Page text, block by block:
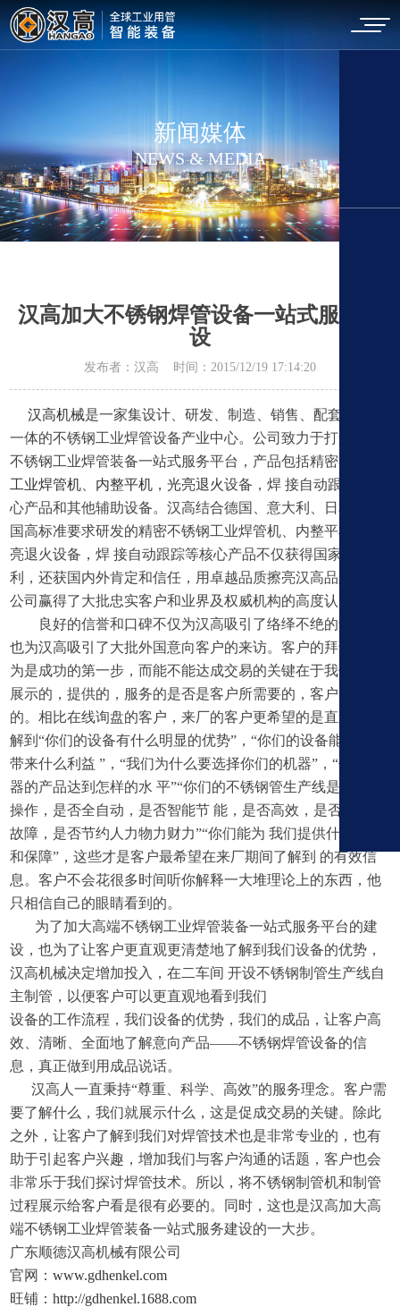
新闻媒体
NEWS & MEDIA
汉高加大不锈钢焊管设备一站式服务建
设
发布者：汉高 时间：2015/12/19 17:14:20
汉高机械是一家集设计、研发、制造、销售、配套服务于
一体的不锈钢工业焊管设备产业中心。公司致力于打造高端
不锈钢工业焊管装备一站式服务平台， 产品包括精密不锈钢
工业焊管机
内整平机 ，光亮退火设备，焊接自动跟踪等核
心产品和其他辅助设备。汉高结合德国、意大利、日本、韩
国高标准要求研发的精密不锈钢工业焊管机、内整平机，光
亮退火设备，焊 接自动跟踪等核心产品不仅获得国家发明专
利，还获国内外肯定和信任，用卓越品质擦亮汉高品牌，为
公司赢得了大批忠实客户和业界及权威机构的高度认同。
良好的信誉和口碑不仅为汉高吸引了络绎不绝的询盘，
也为汉高吸引了大批外国意向客户的来访。客户的拜访被视
为是成功的第一步，而能不能达成交易的关键在于我们线下
展示的，提供的，服务的是否是客户所需要的，客户所期待
的。相比在线询盘的客户，来厂的客户更希望的是直观的了
解到“你们的设备有什么明显的优势”，“你们的设备能为我们
带来什么利益 ”，“我们为什么要选择你们的机器”，“你们机
器的产品达到怎样的水 平”“你们的不锈钢管生产线是否易于
操作，是否全自动，是否智能节 能，是否高效，是否高质少
故障，是否节约人力物力财力”“你们能为 我们提供什么服务
和保障”，这些才是客户最希望在来厂期间了解到 的有效信
息。客户不会花很多时间听你解释一大堆理论上的东西，他
只相信自己的眼睛看到的。
为了加大高端不锈钢工业焊管装备一站式服务平台的建
设，也为了让客户更直观更清楚地了解到我们设备的优势，
汉高机械决定增加投入，在二车间 开设不锈钢制管生产线自
主制管，以便客户可以更直观地看到我们
设备的工作流程，我们设备的优势，我们的成品，让客户高
效、清晰、全面地了解意向产品——不锈钢焊管设备的信
息，真正做到用成品说话。
汉高人一直秉持“尊重、科学、高效”的服务理念。客户需
要了解什么，我们就展示什么，这是促成交易的关键。除此
之外，让客户了解到我们对焊管技术也是非常专业的，也有
助于引起客户兴趣，增加我们与客户沟通的话题，客户也会
非常乐于我们探讨焊管技术。所以，将不锈钢制管机和制管
过程展示给客户看是很有必要的。
同时，这也是汉高加大高
端不锈钢工业焊管装备一站式服务建设的一大步。
广东顺德汉高机械有限公司
官网：www.gdhenkel.com
旺铺：http://gdhenkel.1688.com